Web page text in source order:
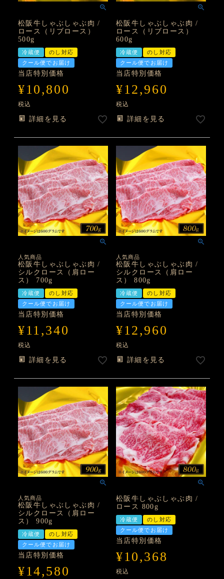
松阪牛しゃぶしゃぶ肉 /
ロース（リブロース）
500g
冷蔵便
のし対応
クール便でお届け
当店特別価格
¥10,800
税込
詳細を見る
松阪牛しゃぶしゃぶ肉 /
ロース（リブロース）
600g
冷蔵便
のし対応
クール便でお届け
当店特別価格
¥12,960
税込
詳細を見る
人気商品
松阪牛しゃぶしゃぶ肉 /
シルクロース（肩ロー
ス） 700g
冷蔵便
のし対応
クール便でお届け
当店特別価格
¥11,340
税込
詳細を見る
人気商品
松阪牛しゃぶしゃぶ肉 /
シルクロース（肩ロー
ス） 800g
冷蔵便
のし対応
クール便でお届け
当店特別価格
¥12,960
税込
詳細を見る
人気商品
松阪牛しゃぶしゃぶ肉 /
シルクロース（肩ロー
ス） 900g
冷蔵便
のし対応
クール便でお届け
当店特別価格
¥14,580
松阪牛しゃぶしゃぶ肉 /
ロース 800g
冷蔵便
のし対応
クール便でお届け
当店特別価格
¥10,368
税込